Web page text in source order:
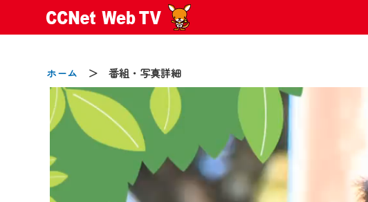
ホーム ＞ 番組・写真詳細
2024/09/02
動画配信サービス『CCNet Web TV』は